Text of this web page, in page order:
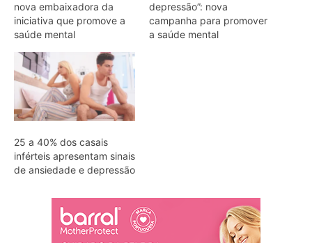
nova embaixadora da
iniciativa que promove a
saúde mental
depressão”: nova
campanha para promover
a saúde mental
25 a 40% dos casais
inférteis apresentam sinais
de ansiedade e depressão